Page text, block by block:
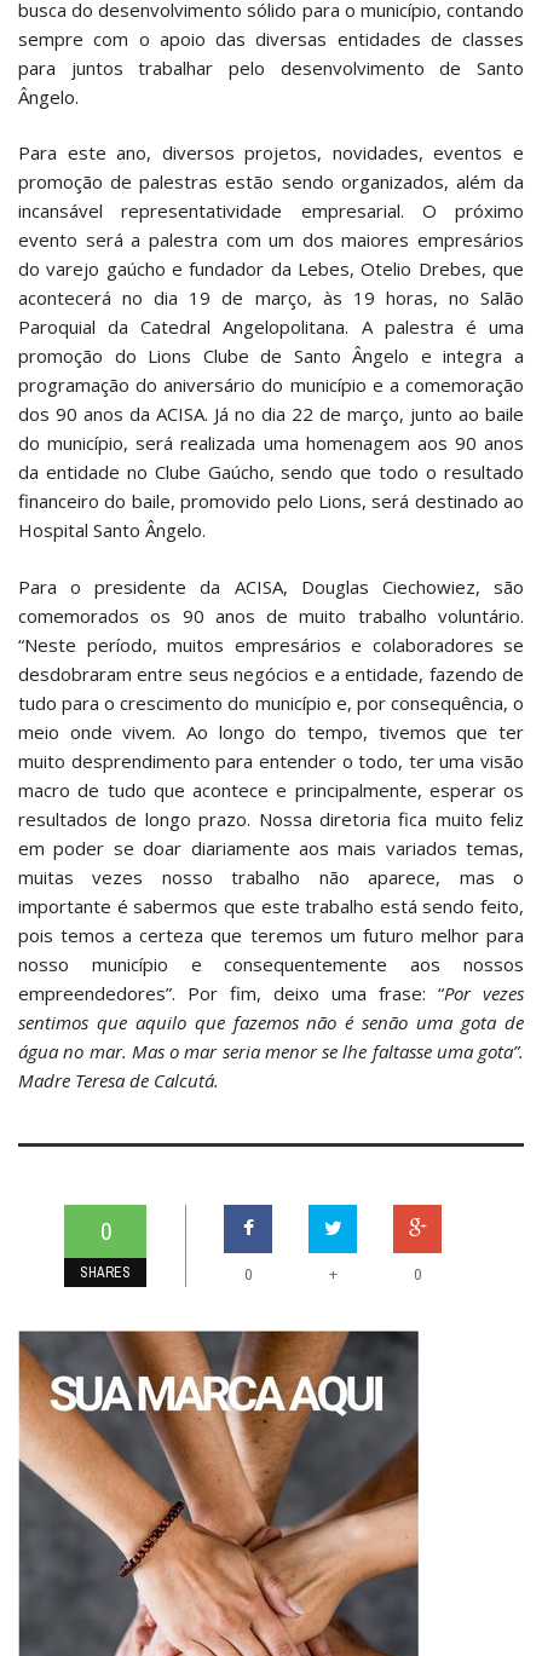
busca do desenvolvimento sólido para o município, contando
sempre com o apoio das diversas entidades de classes
para juntos trabalhar pelo desenvolvimento de Santo
Ângelo.
Para este ano, diversos projetos, novidades, eventos e
promoção de palestras estão sendo organizados, além da
incansável representatividade empresarial. O próximo
evento será a palestra com um dos maiores empresários
do varejo gaúcho e fundador da Lebes, Otelio Drebes, que
acontecerá no dia 19 de março, às 19 horas, no Salão
Paroquial da Catedral Angelopolitana. A palestra é uma
promoção do Lions Clube de Santo Ângelo e integra a
programação do aniversário do município e a comemoração
dos 90 anos da ACISA. Já no dia 22 de março, junto ao baile
do município, será realizada uma homenagem aos 90 anos
da entidade no Clube Gaúcho, sendo que todo o resultado
financeiro do baile, promovido pelo Lions, será destinado ao
Hospital Santo Ângelo.
Para o presidente da ACISA, Douglas Ciechowiez, são
comemorados os 90 anos de muito trabalho voluntário.
“Neste período, muitos empresários e colaboradores se
desdobraram entre seus negócios e a entidade, fazendo de
tudo para o crescimento do município e, por consequência, o
meio onde vivem. Ao longo do tempo, tivemos que ter
muito desprendimento para entender o todo, ter uma visão
macro de tudo que acontece e principalmente, esperar os
resultados de longo prazo. Nossa diretoria fica muito feliz
em poder se doar diariamente aos mais variados temas,
muitas vezes nosso trabalho não aparece, mas o
importante é sabermos que este trabalho está sendo feito,
pois temos a certeza que teremos um futuro melhor para
nosso município e consequentemente aos nossos
empreendedores”. Por fim, deixo uma frase: “Por vezes
sentimos que aquilo que fazemos não é senão uma gota de
água no mar. Mas o mar seria menor se lhe faltasse uma gota”.
Madre Teresa de Calcutá.
0
SHARES 0 + 0